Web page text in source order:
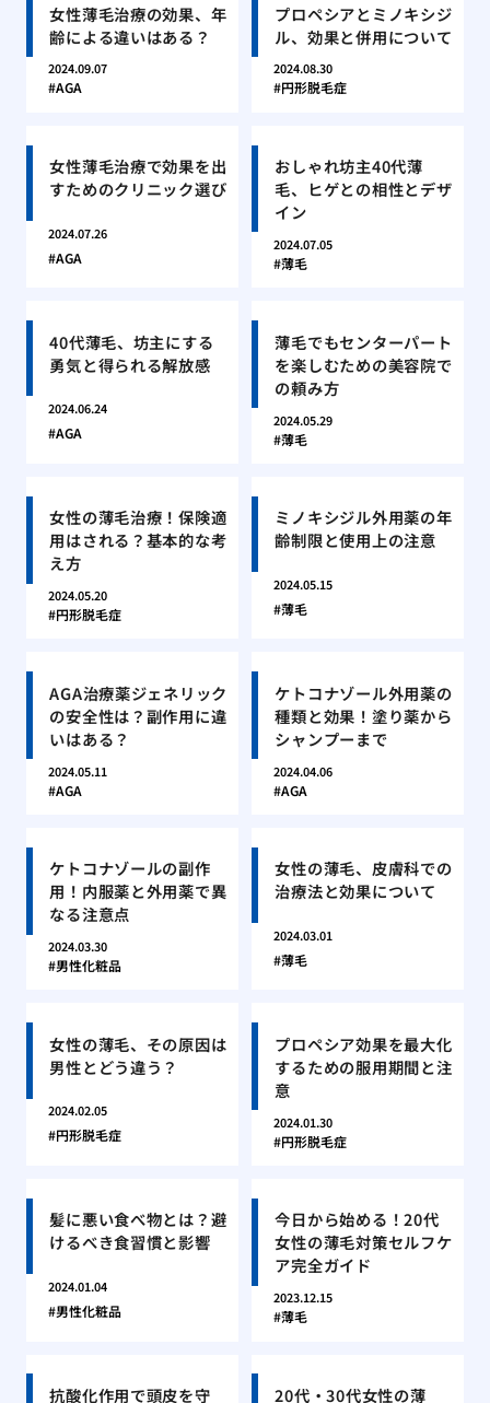
女性薄毛治療の効果、年
齢による違いはある？
2024.09.07
AGA
プロペシアとミノキシジ
ル、効果と併用について
2024.08.30
円形脱毛症
女性薄毛治療で効果を出
すためのクリニック選び
2024.07.26
AGA
おしゃれ坊主40代薄
毛、ヒゲとの相性とデザ
イン
2024.07.05
薄毛
40代薄毛、坊主にする
勇気と得られる解放感
2024.06.24
AGA
薄毛でもセンターパート
を楽しむための美容院で
の頼み方
2024.05.29
薄毛
女性の薄毛治療！保険適
用はされる？基本的な考
え方
2024.05.20
円形脱毛症
ミノキシジル外用薬の年
齢制限と使用上の注意
2024.05.15
薄毛
AGA治療薬ジェネリック
の安全性は？副作用に違
いはある？
2024.05.11
AGA
ケトコナゾール外用薬の
種類と効果！塗り薬から
シャンプーまで
2024.04.06
AGA
ケトコナゾールの副作
用！内服薬と外用薬で異
なる注意点
2024.03.30
男性化粧品
女性の薄毛、皮膚科での
治療法と効果について
2024.03.01
薄毛
女性の薄毛、その原因は
男性とどう違う？
2024.02.05
円形脱毛症
プロペシア効果を最大化
するための服用期間と注
意
2024.01.30
円形脱毛症
髪に悪い食べ物とは？避
けるべき食習慣と影響
2024.01.04
男性化粧品
今日から始める！20代
女性の薄毛対策セルフケ
ア完全ガイド
2023.12.15
薄毛
抗酸化作用で頭皮を守
20代・30代女性の薄